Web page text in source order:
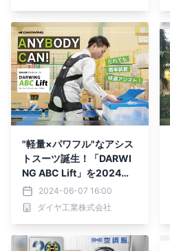
"軽量×パワフル"なアシス
トスーツ誕生！「DARWI
NG ABC Lift」を2024年6
月3日より新発売
2024-06-07 16:00
ダイヤ工業株式会社